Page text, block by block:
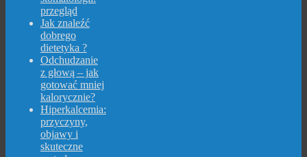
przegląd
Jak znaleźć
dobrego
dietetyka ?
Odchudzanie
z głową – jak
gotować mniej
kalorycznie?
Hiperkalcemia:
przyczyny,
objawy i
skuteczne